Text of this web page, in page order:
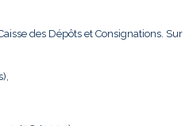
des Dépôts et Consignations. Sur